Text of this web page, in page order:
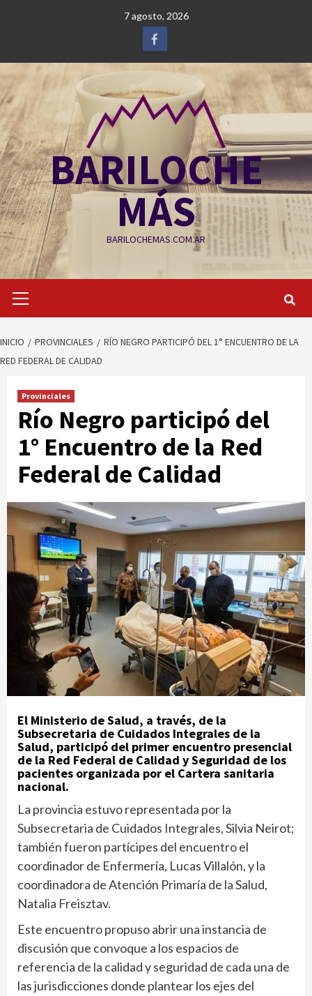
7 agosto, 2026
Facebook
BARILOCHE
MÁS
BARILOCHEMAS.COM.AR
primario
INICIO PROVINCIALES
RÍO NEGRO PARTICIPÓ DEL 1° ENCUENTRO DE LA
RED FEDERAL DE CALIDAD
Provinciales
Río Negro participó del
1° Encuentro de la Red
Federal de Calidad
El Ministerio de Salud, a través, de la
Subsecretaria de Cuidados Integrales de la
Salud, participó del primer encuentro presencial
de la Red Federal de Calidad y Seguridad de los
pacientes organizada por el Cartera sanitaria
nacional.
La provincia estuvo representada por la
Subsecretaria de Cuidados Integrales, Silvia Neirot;
también fueron partícipes del encuentro el
coordinador de Enfermería, Lucas Villalón, y la
coordinadora de Atención Primaría de la Salud,
Natalia Freisztav.
Este encuentro propuso abrir una instancia de
discusión que convoque a los espacios de
referencia de la calidad y seguridad de cada una de
las jurisdicciones donde plantear los ejes del